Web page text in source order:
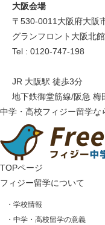
大阪会場
〒530-0011 大阪府大阪
グランフロント大阪北
Tel : 0120-747-198
JR 大阪駅 徒歩3分
地下鉄御堂筋線/阪急 梅
中学・高校フィジー留学な
TOPページ
フィジー留学について
・学校情報
・中学・高校留学の意義